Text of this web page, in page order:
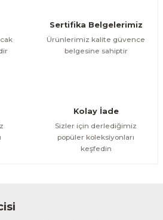
alternatifler olmalı.Sertifika Belgelerimiz
Ürünlerimiz kalite güvence
belgesine sahiptir
Kolay İade
Sizler için derlediğimiz
popüler koleksiyonları
keşfedin